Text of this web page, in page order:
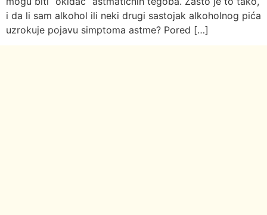
i da li sam alkohol ili neki drugi sastojak alkoholnog pića
uzrokuje pojavu simptoma astme? Pored […]